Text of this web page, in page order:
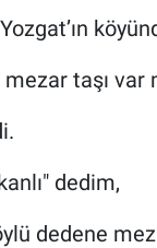
taşı var
dedim,
dedene